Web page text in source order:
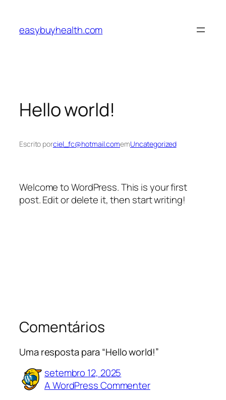
easybuyhealth.com
Hello world!
Escrito porciel_fc@hotmail.comemUncategorized
Welcome to WordPress. This is your first
post. Edit or delete it, then start writing!
Comentários
Uma resposta para “Hello world!”
setembro 12, 2025
A WordPress Commenter